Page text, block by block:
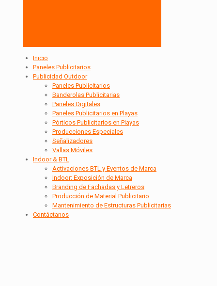
Inicio
Paneles Publicitarios
Publicidad Outdoor
Paneles Publicitarios
Banderolas Publicitarias
Paneles Digitales
Paneles Publicitarios en Playas
Pórticos Publicitarios en Playas
Producciones Especiales
Señalizadores
Vallas Móviles
Indoor & BTL
Activaciones BTL y Eventos de Marca
Indoor: Exposición de Marca
Branding de Fachadas y Letreros
Producción de Material Publicitario
Mantenimiento de Estructuras Publicitarias
Contáctanos